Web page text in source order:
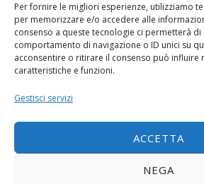
Per fornire le migliori esperienze, utilizziamo
per memorizzare e/o accedere alle
consenso a queste tecnologie ci permetterà
comportamento di navigazione o ID unici su
acconsentire o ritirare il consenso può influire
caratteristiche e funzioni.
Gestisci servizi
ACCETTA
NEGA
Copyright © 2026 Diseko Group Srls |